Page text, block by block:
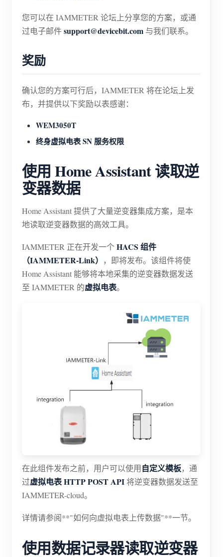
您可以在 IAMMETER 论坛上分享您的方案，或通
过电子邮件support@devicebit.com 与我们联系。
奖励
确认您的方案可行后，IAMMETER 将在论坛上发
布，并提供以下奖励以表感谢：
WEM3050T
终身虚拟电表 SN 服务权限
使用 Home Assistant 读取逆
变器数据
Home Assistant 提供了大量逆变器集成方案，是本
地读取逆变器数据的高效工具。
IAMMETER 正在开发一个HACS 组件
（IAMMETER-Link）
，即将发布。该组件将使
Home Assistant 能够将本地采集的逆变器数据发送
至 IAMMETER 的虚拟电表。
在此组件发布之前，用户可以使用自定义模板，通
过虚拟电表 HTTP POST API将逆变器数据发送至
IAMMETER-cloud。
详情请参阅**"如何向虚拟电表上传数据"**一节。
使用数据记录器读取逆变器